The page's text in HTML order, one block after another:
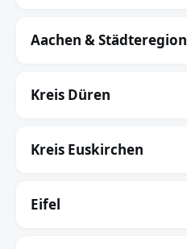
Aachen & Städteregion
Kreis Düren
Kreis Euskirchen
Eifel